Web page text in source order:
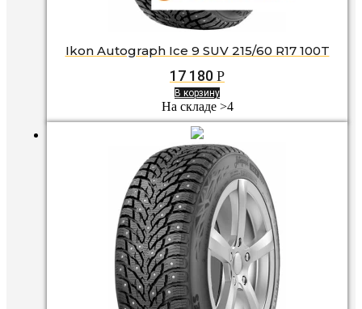
Ikon Autograph Ice 9 SUV 215/60 R17 100T
17 180 Р
В корзину
На складе >4